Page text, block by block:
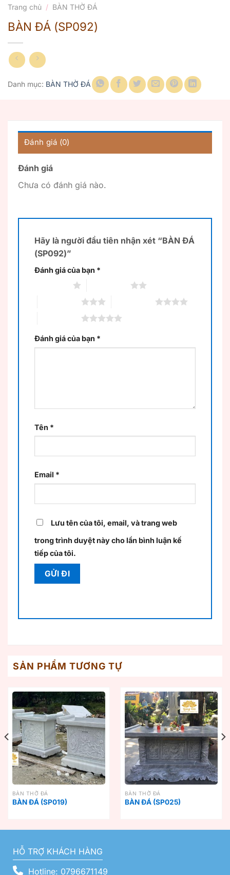
Trang chủ / BÀN THỜ ĐÁ
BÀN ĐÁ (SP092)
Danh mục: BÀN THỜ ĐÁ
Đánh giá (0)
Đánh giá
Chưa có đánh giá nào.
Hãy là người đầu tiên nhận xét “BÀN ĐÁ
(SP092)”
Đánh giá của bạn *
Đánh giá của bạn *
Tên *
Email *
Lưu tên của tôi, email, và trang web
trong trình duyệt này cho lần bình luận kế
tiếp của tôi.
SẢN PHẨM TƯƠNG TỰ
BÀN THỜ ĐÁ
BÀN ĐÁ (SP019)
BÀN THỜ ĐÁ
BÀN ĐÁ (SP025)
HỖ TRỢ KHÁCH HÀNG
Hotline: 0796671149